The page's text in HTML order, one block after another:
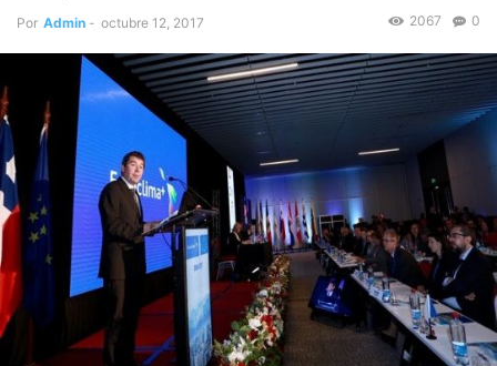
Por Admin - octubre 12, 2017 0
2067